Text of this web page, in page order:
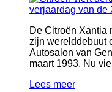
De Citroën Xantia
zijn werelddebuut
Autosalon van
maart 1993. Nu
Lees meer